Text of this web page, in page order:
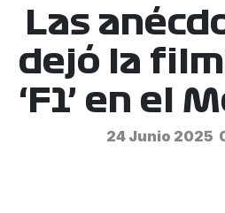
Las
dejó la
‘F1’ en el
24 Junio 2025